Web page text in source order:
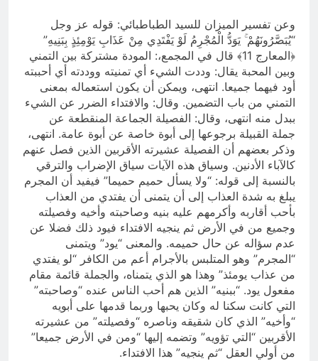
وعن تفسير الميزان للسيد الطباطبائي: قوله عز وجل
“يُبَصَّرُونَهُمْ ۚ يَوَدُّ الْمُجْرِمُ لَوْ يَفْتَدِي مِنْ عَذَابِ يَوْمِئِذٍ بِبَنِيهِ”
﴿المعارج 11﴾ قال في المجمع،: المودة مشتركة بين التمني
وبين المحبة يقال: وددت الشيء أي تمنيته ووددته أي أحببته
أود فيهما جميعا. انتهى، ويمكن أن يكون استعماله بمعنى
التمني من باب التضمين. وقال: والافتداء الضرر عن الشيء
ببدل منه انتهى، وقال: الفصيلة الجماعة المنقطعة عن
جملة القبيلة برجوعها إلى أبوة خاصة عن أبوة عامة. انتهى،
وذكر بعضهم أن الفصيلة عشيرته الأقربين الذين فصل عنهم
كالآباء الأدنين. وسياق هذه الآيات سياق الإضراب والترقي
بالنسبة إلى قوله: “ولا يسأل حميم حميما” فيفيد أن المجرم
يبلغ به شدة العذاب إلى أن يتمنى أن يفتدي من العذاب
بأحب أقاربه وأكرمهم عليه بنيه وصاحبته وأخيه وفصيلته
وجميع من في الأرض ثم ينجيه الافتداء فيود ذلك فضلا عن
عدم سؤاله عن حال حميمه. والمعنى “يود” ويتمنى
“المجرم” وهو المتلبس بالأجرام أعم من الكافر “لو يفتدي
من عذاب يومئذ” وهذا هو الذي يتمناه، والجملة قائمة مقام
مفعول يود. “ببنيه” الذين هم أحب الناس عنده “وصاحبته”
التي كانت سكنا له وكان يحبها وربما قدمها على أبويه
“وأخيه” الذي كان شقيقه وناصره “وفصيلته” من عشيرته
الأقربين “التي تؤويه” وتضمه إليها “ومن في الأرض جميعا”
من أولي العقل “ثم ينجيه” هذا الافتداء.